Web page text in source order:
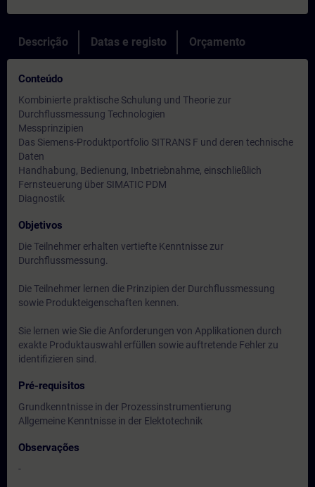
Descrição Datas e registo Orçamento
Conteúdo
Kombinierte praktische Schulung und Theorie zur
Durchflussmessung Technologien
Messprinzipien
Das Siemens-Produktportfolio SITRANS F und deren technische
Daten
Handhabung, Bedienung, Inbetriebnahme, einschließlich
Fernsteuerung über SIMATIC PDM
Diagnostik
Objetivos
Die Teilnehmer erhalten vertiefte Kenntnisse zur
Durchflussmessung.
Die Teilnehmer lernen die Prinzipien der Durchflussmessung
sowie Produkteigenschaften kennen.
Sie lernen wie Sie die Anforderungen von Applikationen durch
exakte Produktauswahl erfüllen sowie auftretende Fehler zu
identifizieren sind.
Pré-requisitos
Grundkenntnisse in der Prozessinstrumentierung
Allgemeine Kenntnisse in der Elektotechnik
Observações
-